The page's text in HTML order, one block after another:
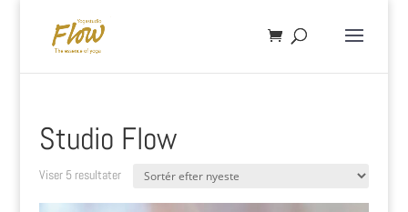
Studio Flow
Viser 5 resultaterSorteret